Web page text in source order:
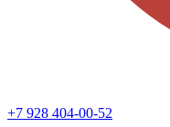
+7 928 404-00-52